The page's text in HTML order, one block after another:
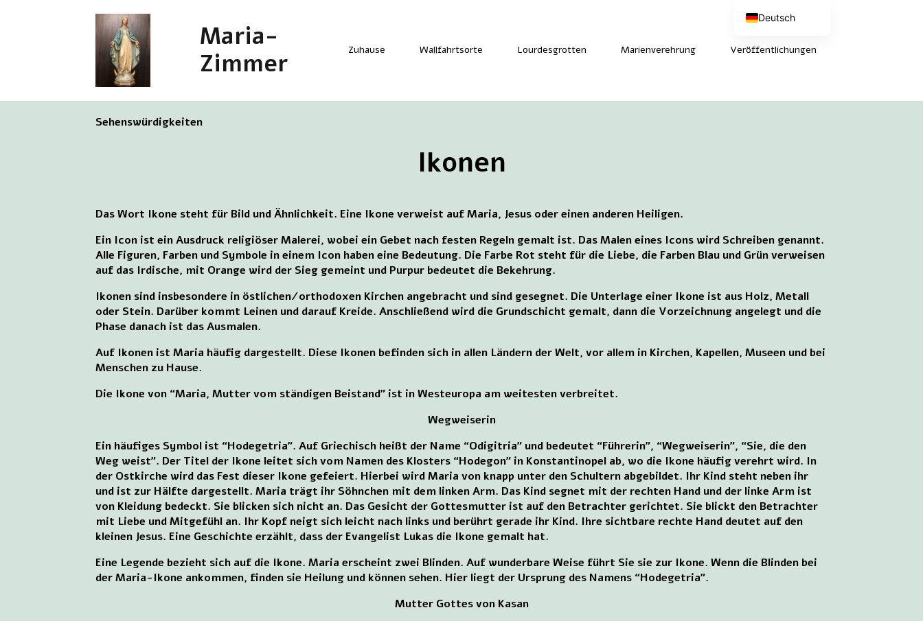
Maria-
Zimmer
Zuhause Wallfahrtsorte Lourdesgrotten Marienverehrung Veröffentlichungen
Sehenswürdigkeiten
Ikonen
Das Wort Ikone steht für Bild und Ähnlichkeit. Eine Ikone verweist auf Maria, Jesus oder einen anderen Heiligen.
Ein Icon ist ein Ausdruck religiöser Malerei, wobei ein Gebet nach festen Regeln gemalt ist. Das Malen eines Icons wird Schreiben genannt.
Alle Figuren, Farben und Symbole in einem Icon haben eine Bedeutung. Die Farbe Rot steht für die Liebe, die Farben Blau und Grün verweisen
auf das Irdische, mit Orange wird der Sieg gemeint und Purpur bedeutet die Bekehrung.
Ikonen sind insbesondere in östlichen/orthodoxen Kirchen angebracht und sind gesegnet. Die Unterlage einer Ikone ist aus Holz, Metall
oder Stein. Darüber kommt Leinen und darauf Kreide. Anschließend wird die Grundschicht gemalt, dann die Vorzeichnung angelegt und die
Phase danach ist das Ausmalen.
Auf Ikonen ist Maria häufig dargestellt. Diese Ikonen befinden sich in allen Ländern der Welt, vor allem in Kirchen, Kapellen, Museen und bei
Menschen zu Hause.
Die Ikone von “Maria, Mutter vom ständigen Beistand” ist in Westeuropa am weitesten verbreitet.
Wegweiserin
Ein häufiges Symbol ist “Hodegetria”. Auf Griechisch heißt der Name “Odigitria” und bedeutet “Führerin”, “Wegweiserin”, “Sie, die den
Weg weist”. Der Titel der Ikone leitet sich vom Namen des Klosters “Hodegon” in Konstantinopel ab, wo die Ikone häufig verehrt wird. In
der Ostkirche wird das Fest dieser Ikone gefeiert. Hierbei wird Maria von knapp unter den Schultern abgebildet. Ihr Kind steht neben ihr
und ist zur Hälfte dargestellt. Maria trägt ihr Söhnchen mit dem linken Arm. Das Kind segnet mit der rechten Hand und der linke Arm ist
von Kleidung bedeckt. Sie blicken sich nicht an. Das Gesicht der Gottesmutter ist auf den Betrachter gerichtet. Sie blickt den Betrachter
mit Liebe und Mitgefühl an. Ihr Kopf neigt sich leicht nach links und berührt gerade ihr Kind. Ihre sichtbare rechte Hand deutet auf den
kleinen Jesus. Eine Geschichte erzählt, dass der Evangelist Lukas die Ikone gemalt hat.
Eine Legende bezieht sich auf die Ikone. Maria erscheint zwei Blinden. Auf wunderbare Weise führt Sie sie zur Ikone. Wenn die Blinden bei
der Maria-Ikone ankommen, finden sie Heilung und können sehen. Hier liegt der Ursprung des Namens “Hodegetria”.
Mutter Gottes von Kasan
Deutsch
English (UK)